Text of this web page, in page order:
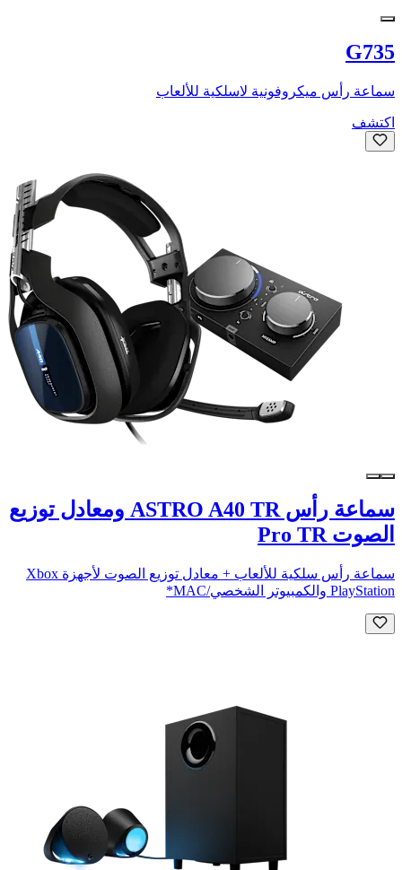
G735
سماعة رأس ميكروفونية لاسلكية للألعاب
اكتشف
سماعة رأس ASTRO A40 TR ومعادل توزيع
الصوت Pro TR
سماعة رأس سلكية للألعاب + معادل توزيع الصوت لأجهزة Xbox
PlayStation والكمبيوتر الشخصي/MAC*